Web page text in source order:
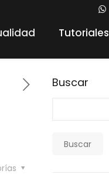
Tutoriales
Buscar
Buscar